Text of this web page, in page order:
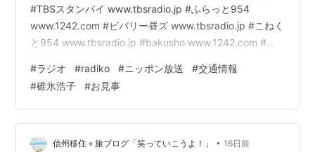
#TBSスタンバイ www.tbsradio.jp #ふらっと954
www.1242.com #ビバリー昼ズ www.tbsradio.jp #こねく
と954 www.tbsradio.jp #bakusho www.1242.com #垣
www.1242.com #中川家ラジオショー www.tbsradio.jp #
えんがわ www.tbsradio.jp #guchi954 www.tbs…
#ラジオ #radiko #ニッポン放送 #交通情報
#碓氷浩子 #お見事
信州移住＋旅ブログ「笑っていこうよ！」 • 16日前